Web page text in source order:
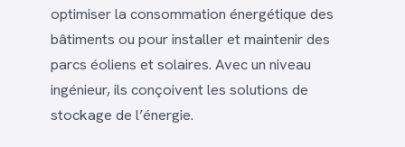
optimiser la consommation énergétique des
bâtiments ou pour installer et maintenir des
parcs éoliens et solaires. Avec un niveau
ingénieur, ils conçoivent les solutions de
stockage de l’énergie.